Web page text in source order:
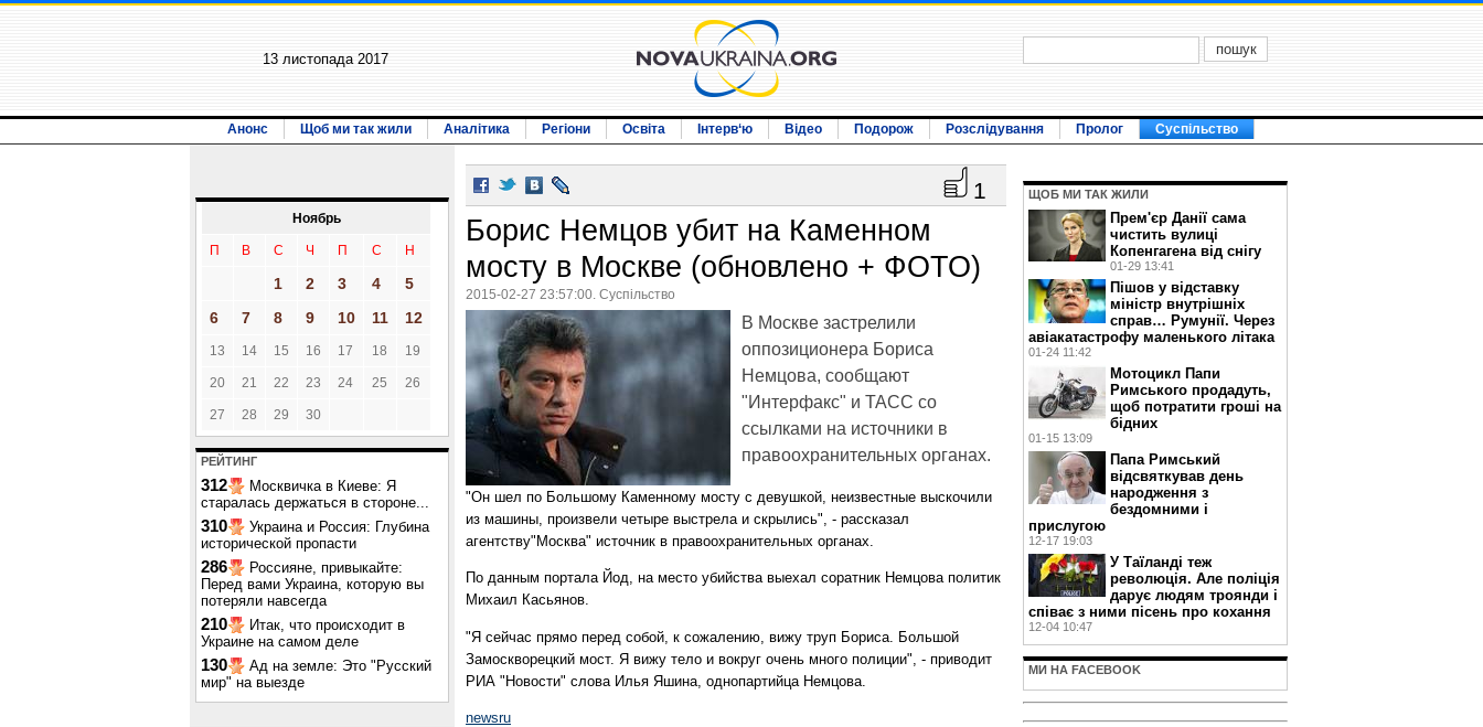
13 листопада 2017
Анонс Щоб ми так жили Аналітика Регіони Освіта Інтерв‘ю Відео Подорож Розслідування Пролог Суспільство
Ноябрь
П В С Ч П С Н
1 2 3 4
5
6
7 8 9 10 11 12
13 14 15 16 17 18 19
20 21 22 23 24 25 26
27 28 29 30
РЕЙТИНГ
312
Москвичка в Киеве: Я
старалась держаться в стороне...
310
Украина и Россия: Глубина
исторической пропасти
286
Россияне, привыкайте:
Перед вами Украина, которую вы
потеряли навсегда
210
Итак, что происходит в
Украине на самом деле
130
Ад на земле: Это "Русский
мир" на выезде
1
Борис Немцов убит на Каменном
мосту в Москве (обновлено + ФОТО)
2015-02-27 23:57:00. Суспільство
В Москве застрелили
оппозиционера Бориса
Немцова, сообщают
"Интерфакс" и ТАСС со
ссылками на источники в
правоохранительных органах.
"Он шел по Большому Каменному мосту с девушкой, неизвестные выскочили
из машины, произвели четыре выстрела и скрылись", - рассказал
агентству"Москва" источник в правоохранительных органах.
По данным портала Йод, на место убийства выехал соратник Немцова политик
Михаил Касьянов.
"Я сейчас прямо перед собой, к сожалению, вижу труп Бориса. Большой
Замоскворецкий мост. Я вижу тело и вокруг очень много полиции", - приводит
РИА "Новости" слова Илья Яшина, однопартийца Немцова.
newsru
ЩОБ МИ ТАК ЖИЛИ
Прем'єр Данії сама
чистить вулиці
Копенгагена від снігу
01-29 13:41
Пішов у відставку
міністр внутрішніх
справ… Румунії. Через
авіакатастрофу маленького літака
01-24 11:42
Мотоцикл Папи
Римського продадуть,
щоб потратити гроші на
бідних
01-15 13:09
Папа Римський
відсвяткував день
народження з
бездомними і
прислугою
12-17 19:03
У Таїланді теж
революція. Але поліція
дарує людям троянди і
співає з ними пісень про кохання
12-04 10:47
МИ НА FACEBOOK